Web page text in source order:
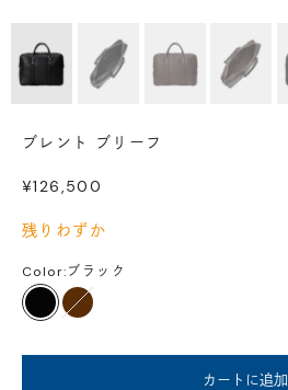
ブレント ブリーフ
セール価格
¥126,500
残りわずか
Color:ブラック
ブラックダークブラウン
カートに追加